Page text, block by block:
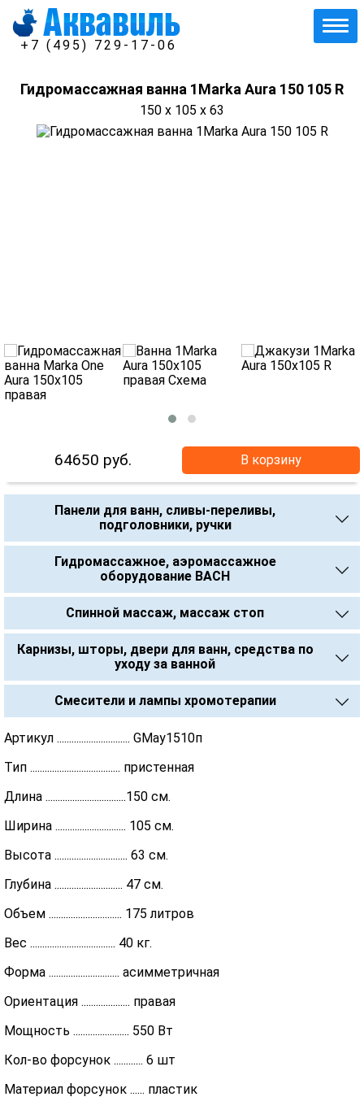
+7 (495) 729-17-06
Гидромассажная ванна 1Marka Aura 150 105 R
150 x 105 x 63
64650 руб. В корзину
Панели для ванн, сливы-переливы,
подголовники, ручки
Гидромассажное, аэромассажное
оборудование BACH
Спинной массаж, массаж стоп
Карнизы, шторы, двери для ванн, средства по
уходу за ванной
Смесители и лампы хромотерапии
Артикул .............................. GMау1510п
Тип ..................................... пристенная
Длина .................................150 см.
Ширина ............................. 105 см.
Высота .............................. 63 см.
Глубина ............................ 47 см.
Объем .............................. 175 литров
Вес ................................... 40 кг.
Форма ............................. асимметричная
Ориентация .................... правая
Мощность ....................... 550 Вт
Кол-во форсунок ............ 6 шт
Материал форсунок ...... пластик